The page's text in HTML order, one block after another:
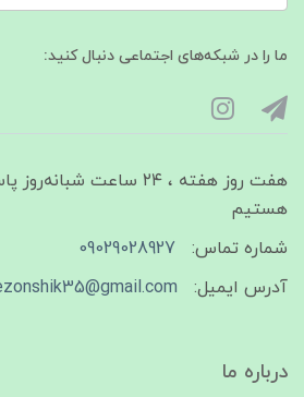
ما را در شبکه‌های اجتماعی دنبال کنید:
هفت روز هفته ، ۲۴ ساعت
هستیم
شماره تماس:
09029028927
آدرس ایمیل:
درباره ما